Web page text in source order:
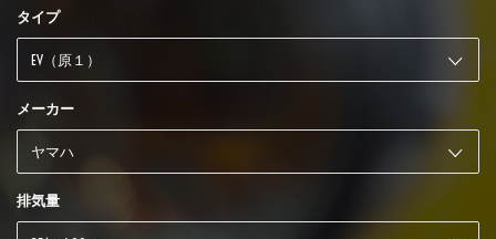
タイプ
メーカー
排気量